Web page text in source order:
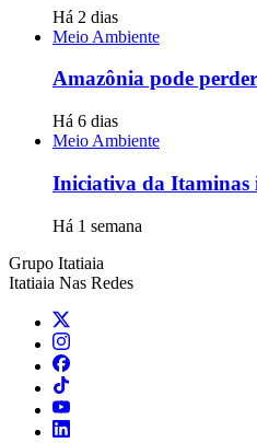
Há 2 dias
Meio Ambiente
Amazônia pode
Há 6 dias
Meio Ambiente
Iniciativa da Itaminas
Há 1 semana
Grupo Itatiaia
Itatiaia Nas Redes